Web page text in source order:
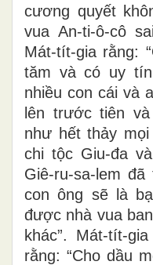
cương quyết
vua An-ti-ô-cô
Mát-tít-gia rằng:
tăm và có uy
nhiều con cái và
lên trước tiên
như hết thảy
chi tộc Giu-đa
Giê-ru-sa-lem
con ông sẽ là
được nhà vua
khác”. Mát-tít-
rằng: “Cho dầu